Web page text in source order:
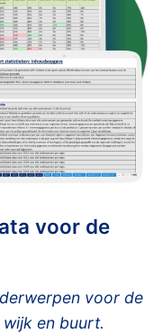
voor de
voor de
en buurt.